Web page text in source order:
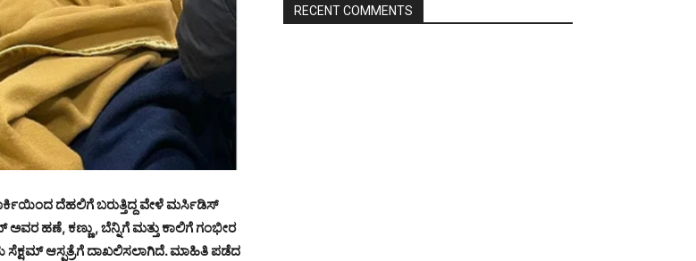
ದೆಹಲಿಗೆ ಬರುತ್ತಿದ್ದ ವೇಳೆ ಮರ್ಸಿಡಿಸ್
ಹಣೆ, ಕಣ್ಣು , ಬೆನ್ನಿಗೆ ಮತ್ತು ಕಾಲಿಗೆ ಗಂಭೀರ
ಸೆಕ್ಷಮ್ ಆಸ್ಪತ್ರೆಗೆ ದಾಖಲಿಸಲಾಗಿದೆ. ಮಾಹಿತಿ ಪಡೆದ
RECENT COMMENTS